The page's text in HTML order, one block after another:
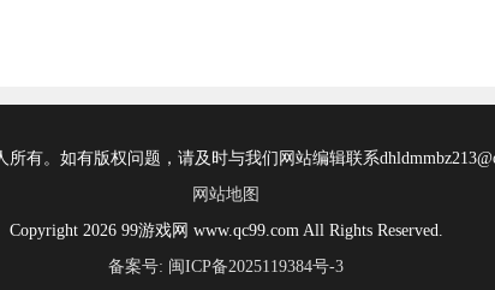
有。如有版权问题，请及时与我们网站编辑联系
网站地图
Copyright 2026 99游戏网 www.qc99.com All Rights Reserved.
备案号: 闽ICP备2025119384号-3